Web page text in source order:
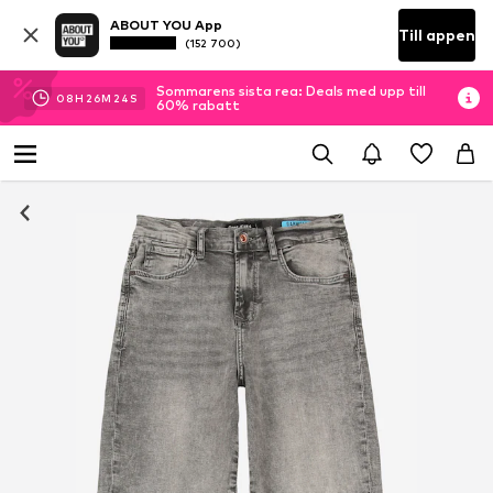
ABOUT YOU App
(152 700) Till appen
08H 26M 23 S
Sommarens sista rea: Deals med upp till
60% rabatt